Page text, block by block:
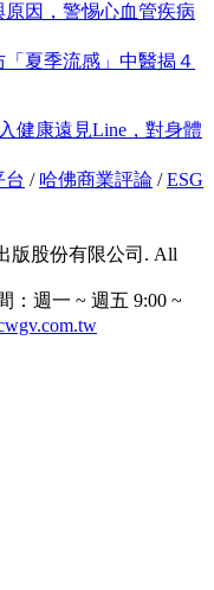
因，警惕心血管疾病
夏季流感」中醫揭４
健康遠見Line，對身體
台 / 哈佛商業評論 /ESG
版股份有限公司. All
：週一 ~ 週五 9:00 ~